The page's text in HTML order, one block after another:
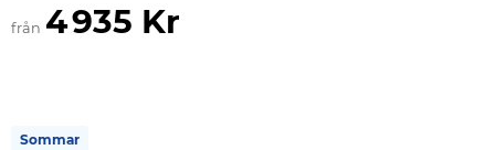
från 4 935 Kr
Sommar